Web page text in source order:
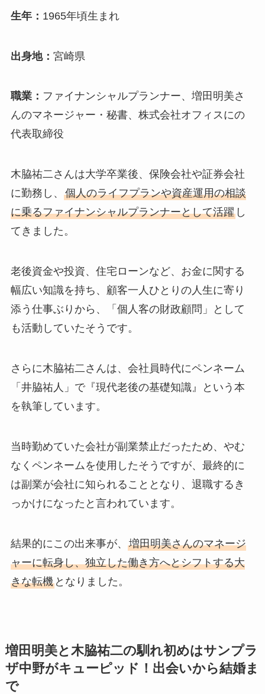
生年： 1965年頃生まれ
出身地： 宮崎県
職業： ファイナンシャルプランナー、増田明美さ
んのマネージャー・秘書、株式会社オフィスにの
代表取締役
木脇祐二さんは大学卒業後、保険会社や証券会社
に勤務し、 個人のライフプランや資産運用の相談
に乗るファイナンシャルプランナーとして活躍し
てきました。
老後資金や投資、住宅ローンなど、お金に関する
幅広い知識を持ち、顧客一人ひとりの人生に寄り
添う仕事ぶりから、「個人客の財政顧問」として
も活動していたそうです。
さらに木脇祐二さんは、会社員時代にペンネーム
「井脇祐人」で『現代老後の基礎知識』という本
を執筆しています。
当時勤めていた会社が副業禁止だったため、やむ
なくペンネームを使用したそうですが、最終的に
は副業が会社に知られることとなり、退職するき
っかけになったと言われています。
結果的にこの出来事が、 増田明美さんのマネージ
ャーに転身し、独立した働き方へとシフトする大
きな転機となりました。
増田明美と木脇祐二の馴れ初めはサンプラ
ザ中野がキューピッド！出会いから結婚ま
で